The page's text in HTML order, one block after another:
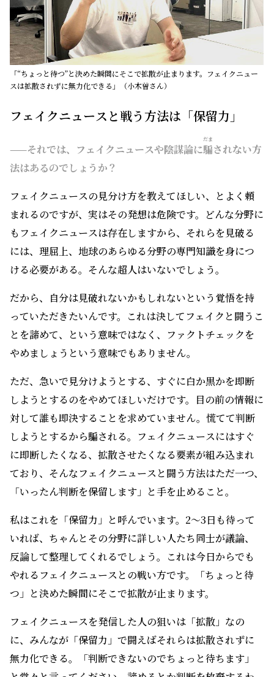
「“ちょっと待つ”と決めた瞬間にそこで拡散が止まります。フェイクニュー
スは拡散されずに無力化できる」（小木曽さん）
フェイクニュースと戦う方法は「保留力」
——それでは、フェイクニュースや陰謀論に騙
だま
されない方
法はあるのでしょうか？
フェイクニュースの見分け方を教えてほしい、とよく頼
まれるのですが、実はその発想は危険です。どんな分野に
もフェイクニュースは存在しますから、それらを見破る
には、理屈上、地球のあらゆる分野の専門知識を身につ
ける必要がある。そんな超人はいないでしょう。
だから、自分は見破れないかもしれないという覚悟を持
っていただきたいんです。これは決してフェイクと闘うこ
とを諦めて、という意味ではなく、ファクトチェックを
やめましょうという意味でもありません。
ただ、急いで見分けようとする、すぐに白か黒かを即断
しようとするのをやめてほしいだけです。目の前の情報に
対して誰も即決することを求めていません。慌てて判断
しようとするから騙される。フェイクニュースにはすぐ
に即断したくなる、拡散させたくなる要素が組み込まれ
ており、そんなフェイクニュースと闘う方法はただ一つ、
「いったん判断を保留します」と手を止めること。
私はこれを「保留力」と呼んでいます。2～3日も待って
いれば、ちゃんとその分野に詳しい人たち同士が議論、
反論して整理してくれるでしょう。これは今日からでも
やれるフェイクニュースとの戦い方です。「ちょっと待
つ」と決めた瞬間にそこで拡散が止まります。
フェイクニュースを発信した人の狙いは「拡散」なの
に、みんなが「保留力」で闘えばそれらは拡散されずに
無力化できる。「判断できないのでちょっと待ちます」